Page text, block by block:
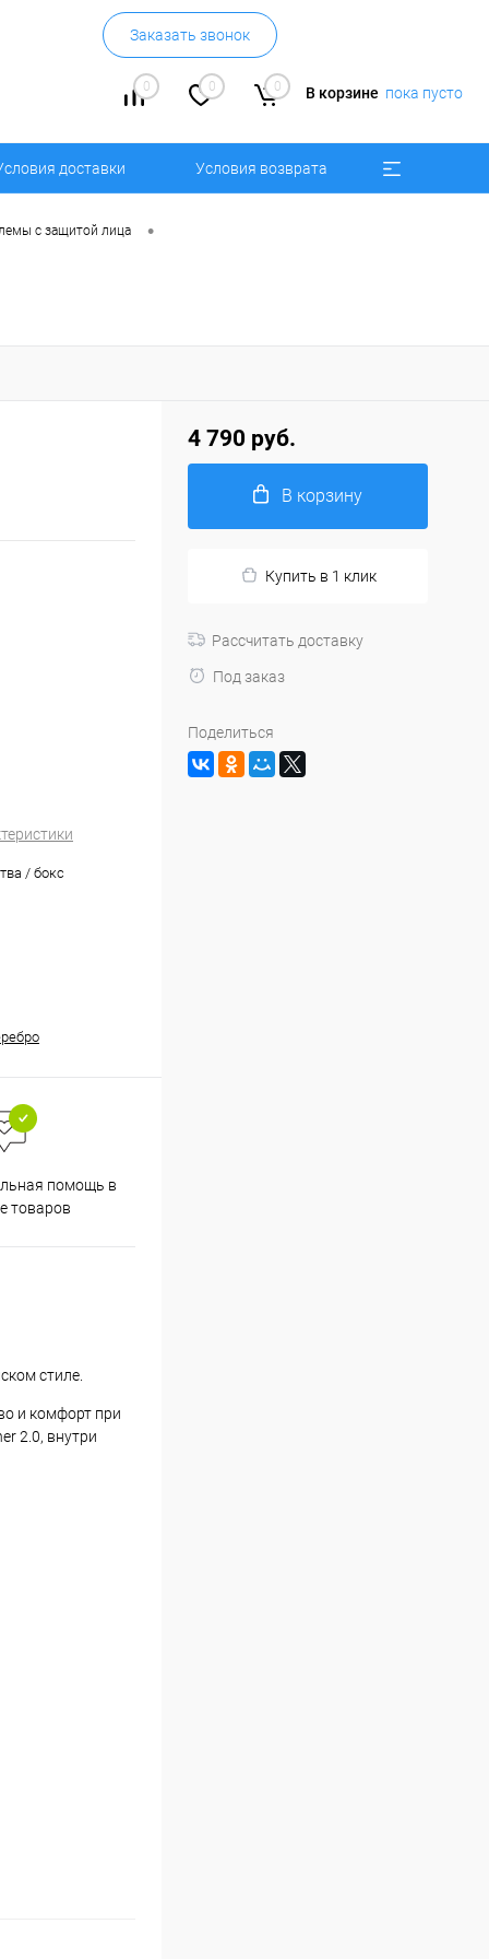
Заказать звонок
0 0 0 В корзине пока пусто
доставки Условия возврата
с защитой лица •
/ бокс
помощь в
товаров
стиле.
и комфорт при
2.0, внутри
4 790 руб.
В корзину
Купить в 1 клик
Рассчитать доставку
Под заказ
Поделиться